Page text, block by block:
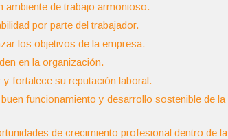
ambiente de trabajo armonioso.
por parte del trabajador.
los objetivos de la empresa.
en la organización.
fortalece su reputación laboral.
funcionamiento y desarrollo sostenible de la
de crecimiento profesional dentro de la